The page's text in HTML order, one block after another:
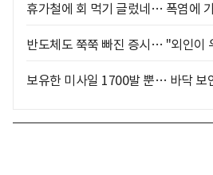
휴가철에 회 먹기 글렀네… 폭염에
반도체도 쭉쭉 빠진 증시… "외인이
보유한 미사일 1700발 뿐… 바닥 보